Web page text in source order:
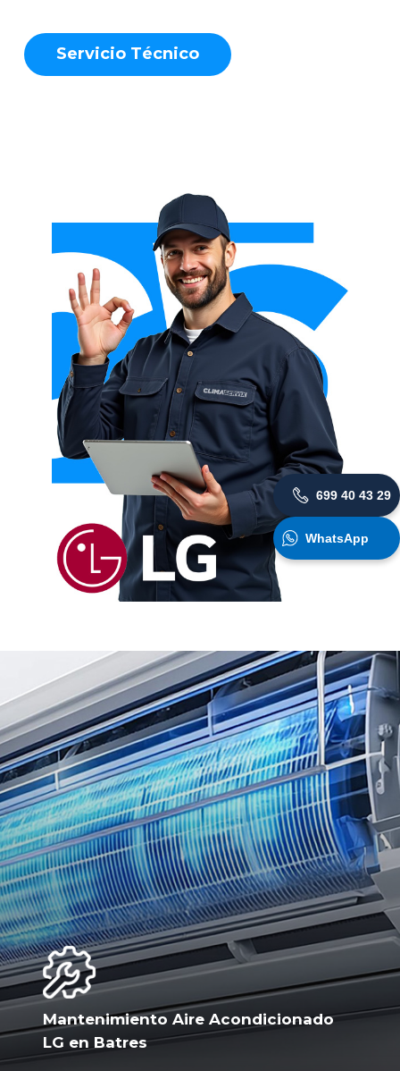
Servicio Técnico
Mantenimiento Aire Acondicionado
LG en Batres
699 40 43 29
WhatsApp